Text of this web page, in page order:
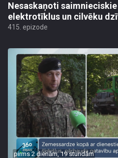
Nesaskaņoti
elektrotīklus un cilvēku
415. epizode
pirms 2 dienām, 19 stundām